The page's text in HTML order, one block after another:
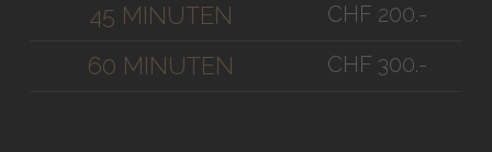
45 MINUTEN CHF 200.-
60 MINUTEN CHF 300.-